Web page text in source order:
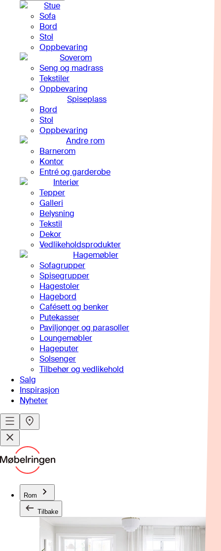
Stue
Sofa
Bord
Stol
Oppbevaring
Soverom
Seng og madrass
Tekstiler
Oppbevaring
Spiseplass
Bord
Stol
Oppbevaring
Andre rom
Barnerom
Kontor
Entré og garderobe
Interiør
Tepper
Galleri
Belysning
Tekstil
Dekor
Vedlikeholdsprodukter
Hagemøbler
Sofagrupper
Spisegrupper
Hagestoler
Hagebord
Cafésett og benker
Putekasser
Paviljonger og parasoller
Loungemøbler
Hageputer
Solsenger
Tilbehør og vedlikehold
Salg
Inspirasjon
Nyheter
Rom
Tilbake